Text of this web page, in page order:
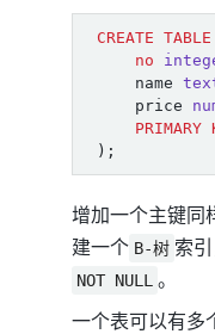
CREATE TABLE
no
name
price
PRIMARY
);
增加一个主键同
建一个 B-树 索
NOT NULL 。
一个表可以有多